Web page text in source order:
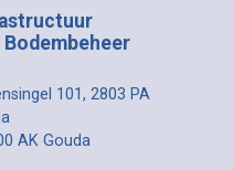
101, 2803 PA
AK Gouda